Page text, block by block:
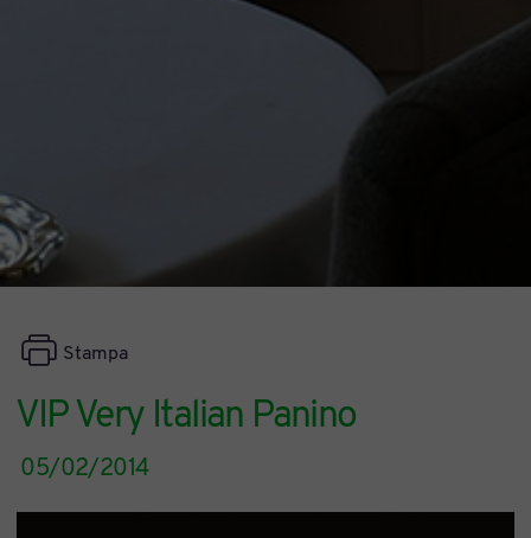
VIP Very Italian Panino
Stampa
05/02/2014